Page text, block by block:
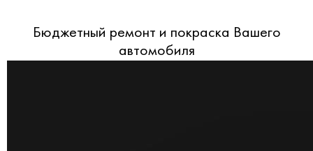
Бюджетный ремонт и покраска Вашего
автомобиля